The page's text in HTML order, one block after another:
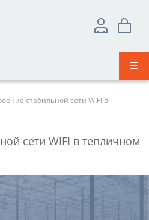
стабильной сети WIFI в
сети WIFI в тепличном